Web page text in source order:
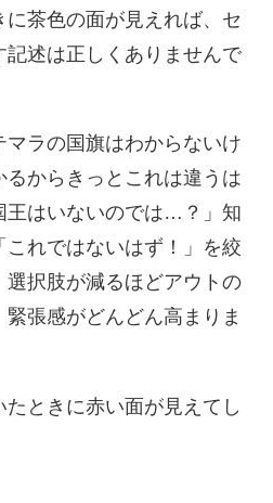
茶色の面が見えれば、セ
述は正しくありませんで
マラの国旗はわからないけ
るからきっとこれは違うは
はいないのでは…？」知
れではないはず！」を絞
選択肢が減るほどアウトの
張感がどんどん高まりま
ときに赤い面が見えてし